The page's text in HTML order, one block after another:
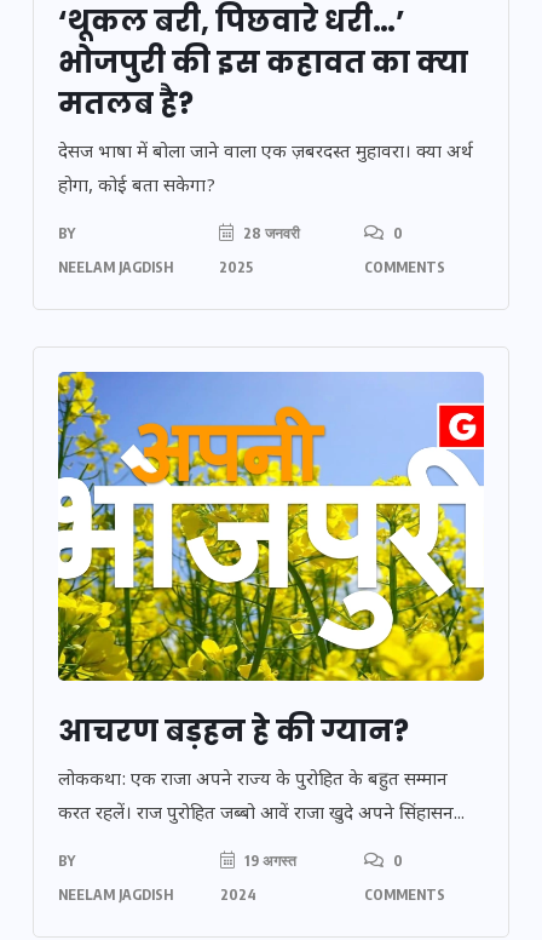
‘थूकल बरी, पिछवारे धरी…’
भोजपुरी की इस कहावत का क्या
मतलब है?
देसज भाषा में बोला जाने वाला एक ज़बरदस्त मुहावरा। क्या अर्थ
होगा, कोई बता सकेगा?
BY
NEELAM JAGDISH
28 जनवरी
2025
0
COMMENTS
आचरण बड़हन हे की ग्यान?
लोककथा: एक राजा अपने राज्य के पुरोहित के बहुत सम्मान
करत रहलें। राज पुरोहित जब्बो आवें राजा खुदे अपने सिंहासन...
BY
NEELAM JAGDISH
19 अगस्त
2024
0
COMMENTS